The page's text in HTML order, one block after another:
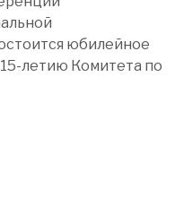
юбилейное
летию Комитета по